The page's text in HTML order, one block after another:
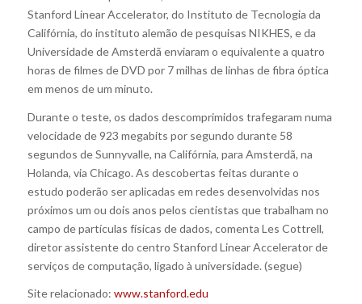
Stanford Linear Accelerator, do Instituto de Tecnologia da
Califórnia, do instituto alemão de pesquisas NIKHES, e da
Universidade de Amsterdã enviaram o equivalente a quatro
horas de filmes de DVD por 7 milhas de linhas de fibra óptica
em menos de um minuto.
Durante o teste, os dados descomprimidos trafegaram numa
velocidade de 923 megabits por segundo durante 58
segundos de Sunnyvalle, na Califórnia, para Amsterdã, na
Holanda, via Chicago. As descobertas feitas durante o
estudo poderão ser aplicadas em redes desenvolvidas nos
próximos um ou dois anos pelos cientistas que trabalham no
campo de partículas físicas de dados, comenta Les Cottrell,
diretor assistente do centro Stanford Linear Accelerator de
serviços de computação, ligado à universidade. (segue)
Site relacionado: www.stanford.edu